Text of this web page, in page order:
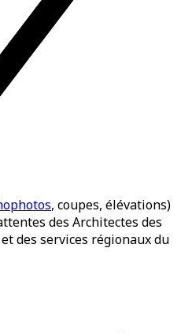
, coupes, élévations)
des Architectes des
des services régionaux du